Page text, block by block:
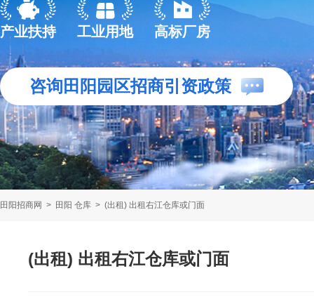
产业扶持 工业用地 高标厂房
咨询田阳园区招商引资政策
田阳招商网 > 田阳 仓库 > (出租) 出租右江仓库或门面
(出租) 出租右江仓库或门面